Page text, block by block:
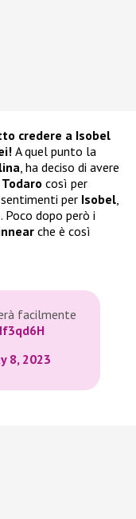
credere a Isobel
A quel punto la
, ha deciso di avere
Todaro così per
per Isobel,
Poco dopo però i
che è così
facilmente
8, 2023